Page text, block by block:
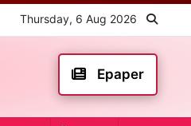
Thursday, 6 Aug 2026
Epaper